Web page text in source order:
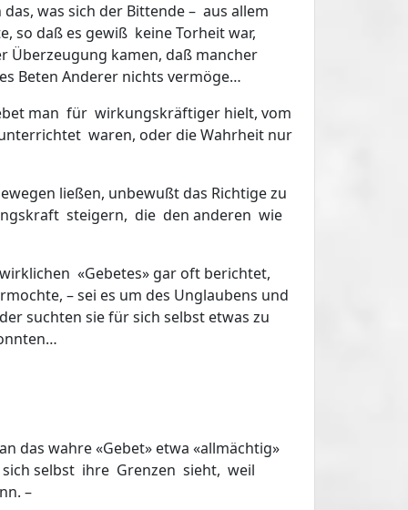
was sich der Bittende – aus allem
so daß es gewiß keine Torheit war,
Überzeugung kamen, daß mancher
Beten Anderer nichts vermöge…
man für wirkungskräftiger hielt, vom
waren, oder die Wahrheit nur
ließen, unbewußt das Richtige zu
steigern, die den anderen wie
«Gebetes» gar oft berichtet,
– sei es um des Unglaubens und
suchten sie für sich selbst etwas zu
das wahre «Gebet» etwa «allmächtig»
selbst ihre Grenzen sieht, weil
–